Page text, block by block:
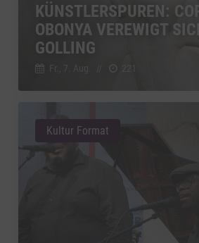
KÜNSTLERSPUREN:
OBONYA VEREWIGT
GOLLING
Fr., 7. Aug.
Kultur Format